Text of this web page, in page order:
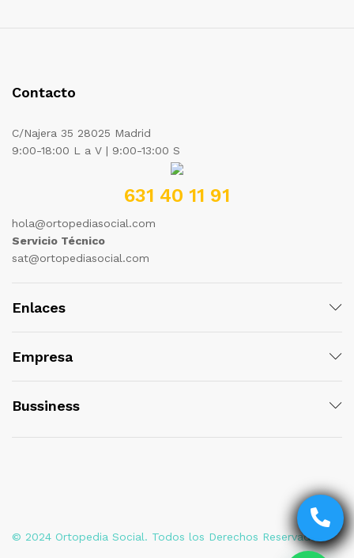
Contacto
C/Najera 35 28025 Madrid
9:00-18:00 L a V | 9:00-13:00 S
631 40 11 91
hola@ortopediasocial.com
Servicio Técnico
sat@ortopediasocial.com
Enlaces
Empresa
Bussiness
© 2024 Ortopedia Social. Todos los Derechos Reservados